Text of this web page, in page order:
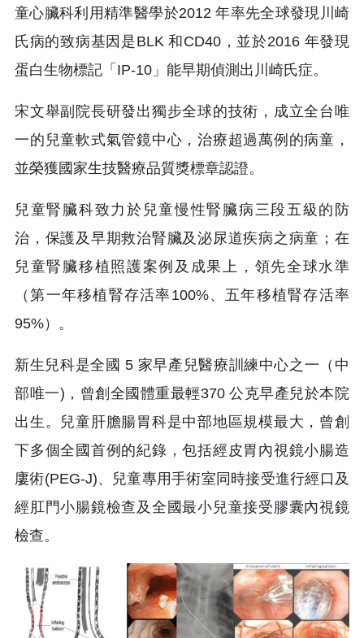
童心臟科利用精準醫學於2012 年率先全球發現川崎
氏病的致病基因是BLK 和CD40，並於2016 年發現
蛋白生物標記「IP-10」能早期偵測出川崎氏症。
宋文舉副院長研發出獨步全球的技術，成立全台唯
一的兒童軟式氣管鏡中心，治療超過萬例的病童，
並榮獲國家生技醫療品質獎標章認證。
兒童腎臟科致力於兒童慢性腎臟病三段五級的防
治，保護及早期救治腎臟及泌尿道疾病之病童；在
兒童腎臟移植照護案例及成果上，領先全球水準
（第一年移植腎存活率100%、五年移植腎存活率
95%）。
新生兒科是全國 5 家早產兒醫療訓練中心之一（中
部唯一)，曾創全國體重最輕370 公克早產兒於本院
出生。兒童肝膽腸胃科是中部地區規模最大，曾創
下多個全國首例的紀錄，包括經皮胃內視鏡小腸造
廔術(PEG-J)、兒童專用手術室同時接受進行經口及
經肛門小腸鏡檢查及全國最小兒童接受膠囊內視鏡
檢查。